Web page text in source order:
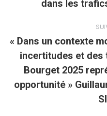
dans les
« Dans un contexte
incertitudes et des
Bourget 2025
opportunité »